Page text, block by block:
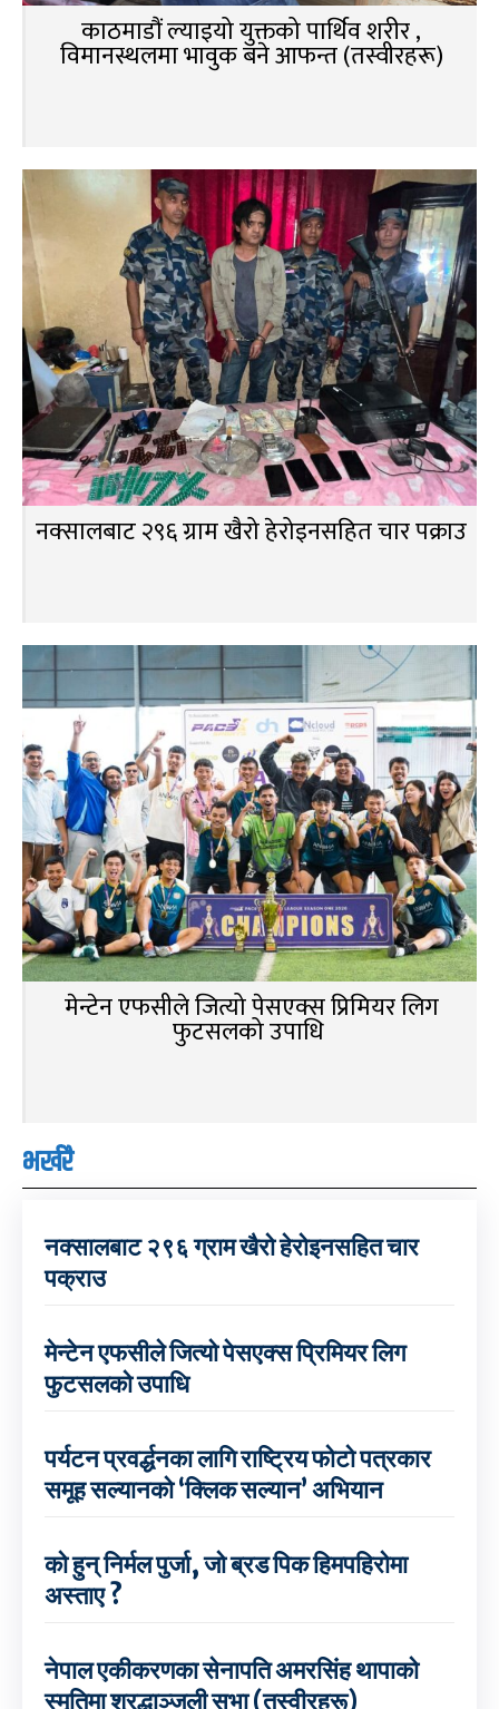
काठमाडौं ल्याइयो युक्तको पार्थिव शरीर ,
विमानस्थलमा भावुक बने आफन्त (तस्वीरहरू)
नक्सालबाट २९६ ग्राम खैरो हेरोइनसहित चार पक्राउ
मेन्टेन एफसीले जित्यो पेसएक्स प्रिमियर लिग
फुटसलको उपाधि
भर्खरै
नक्सालबाट २९६ ग्राम खैरो हेरोइनसहित चार
पक्राउ
मेन्टेन एफसीले जित्यो पेसएक्स प्रिमियर लिग
फुटसलको उपाधि
पर्यटन प्रवर्द्धनका लागि राष्ट्रिय फोटो पत्रकार
समूह सल्यानको ‘क्लिक सल्यान’ अभियान
को हुन् निर्मल पुर्जा, जो ब्रड पिक हिमपहिरोमा
अस्ताए ?
नेपाल एकीकरणका सेनापति अमरसिंह थापाको
स्मृतिमा श्रद्धाञ्जली सभा (तस्वीरहरू)